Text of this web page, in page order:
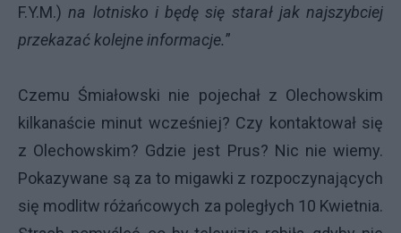
F.Y.M.)na lotnisko i będę się starał jak najszybciej
przekazać kolejne informacje.”
Czemu Śmiałowski nie pojechał z Olechowskim
kilkanaście minut wcześniej? Czy kontaktował się
z Olechowskim? Gdzie jest Prus? Nic nie wiemy.
Pokazywane są za to migawki z rozpoczynających
się modlitw różańcowych za poległych 10 Kwietnia.